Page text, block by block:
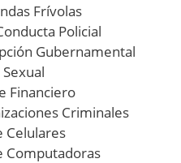
Frívolas
Policial
Gubernamental
Financiero
Criminales
Celulares
Computadoras